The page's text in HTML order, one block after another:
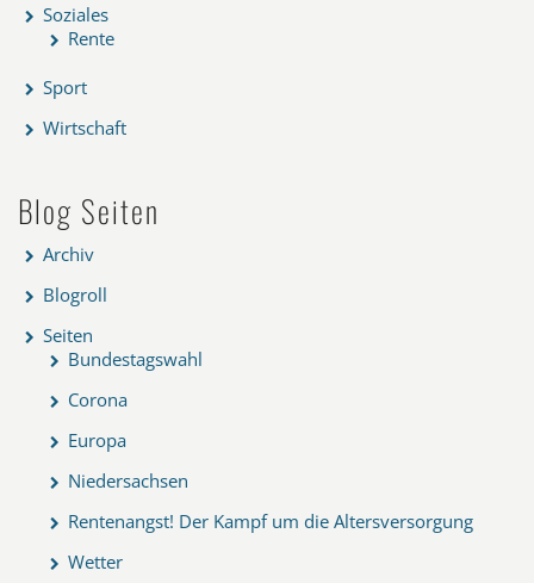
Soziales
Rente
Sport
Wirtschaft
Blog Seiten
Archiv
Blogroll
Seiten
Bundestagswahl
Corona
Europa
Niedersachsen
Rentenangst! Der Kampf um die Altersversorgung
Wetter